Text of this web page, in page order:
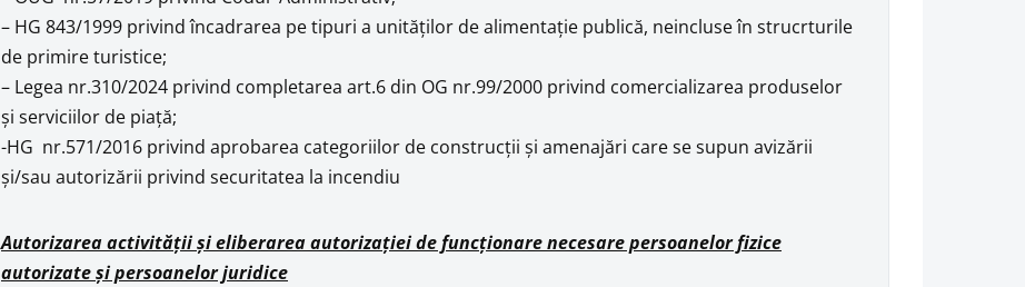
– HG 843/1999 privind încadrarea pe tipuri a unităţilor de alimentaţie publică, neincluse în strucrturile
de primire turistice;
– Legea nr.310/2024 privind completarea art.6 din OG nr.99/2000 privind comercializarea produselor
și serviciilor de piață;
-HG nr.571/2016 privind aprobarea categoriilor de construcții și amenajări care se supun avizării
și/sau autorizării privind securitatea la incendiu
Autorizarea activităţii şi eliberarea autorizaţiei de funcţionare necesare persoanelor fizice
autorizate şi persoanelor juridice